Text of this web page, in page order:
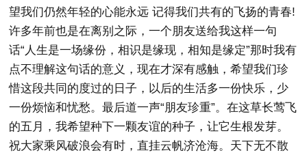
望我们仍然年轻的心能永远 记得我们共有的飞扬的青春!
许多年前也是在离别之际，一个朋友送给我这样一句
话“人生是一场缘份，相识是缘现，相知是缘定”那时我有
点不理解这句话的意义，现在才深有感触，希望我们珍
惜这段共同的度过的日子，以后的生活多一份快乐，少
一份烦恼和忧愁。最后道一声“朋友珍重”。在这草长莺飞
的五月，我希望种下一颗友谊的种子，让它生根发芽。
祝大家乘风破浪会有时，直挂云帆济沧海。天下无不散